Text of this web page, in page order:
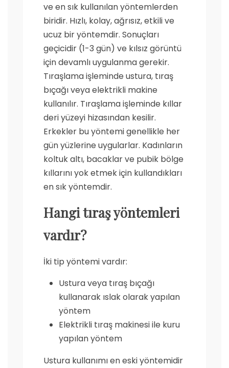
ve en sık kullanılan yöntemlerden
biridir. Hızlı, kolay, ağrısız, etkili ve
ucuz bir yöntemdir. Sonuçları
geçicidir (1-3 gün) ve kılsız görüntü
için devamlı uygulanma gerekir.
Tıraşlama işleminde ustura, tıraş
bıçağı veya elektrikli makine
kullanılır. Tıraşlama işleminde kıllar
deri yüzeyi hizasından kesilir.
Erkekler bu yöntemi genellikle her
gün yüzlerine uygularlar. Kadınların
koltuk altı, bacaklar ve pubik bölge
kıllarını yok etmek için kullandıkları
en sık yöntemdir.
Hangi tıraş yöntemleri
vardır?
İki tip yöntemi vardır:
Ustura veya tıraş bıçağı
kullanarak ıslak olarak yapılan
yöntem
Elektrikli tıraş makinesi ile kuru
yapılan yöntem
Ustura kullanımı en eski yöntemidir